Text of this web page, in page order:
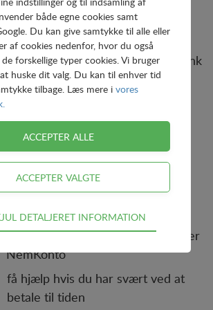
dig SMS-varsling ved
se hvornår din bundfældningstank
tømmes
tilmeld betalingsservice,
MobilePay eller e-Boks
se priser for vand, spildevand og
fjernvarme
læs om tilbagebetaling via PBS eller
NemKonto
få hjælp hvis du har svært ved at
betale til tiden
både egne cookies samt
Du kan give samtykke til alle eller
af cookies nedenfor, hvor du også
forskellige typer cookies. Vi bruger
huske dit valg. Du kan til enhver tid
tilbage. Læs mere i vores
er nødvendige for hjemmesidens
samt indkøbskurv og kan derfor ikke
DETALJERET INFORMATION